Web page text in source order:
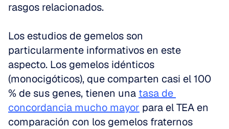
rasgos relacionados.
Los estudios de gemelos son
particularmente informativos en este
aspecto. Los gemelos idénticos
(monocigóticos), que comparten casi el 100
% de sus genes, tienen una tasa de
concordancia mucho mayor para el TEA en
comparación con los gemelos fraternos